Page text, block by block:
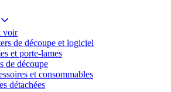
voir
de découpe et logiciel
et porte-lames
de découpe
et consommables
détachées